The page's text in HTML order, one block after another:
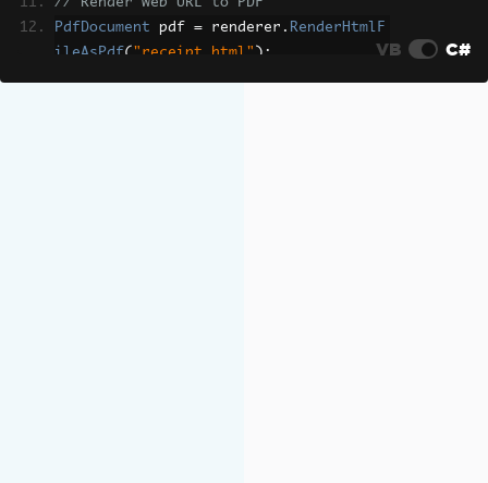
// Render web URL to PDF
PdfDocument pdf = renderer . RenderHtmlF
ileAsPdf( "receipt.html" ); VB C#